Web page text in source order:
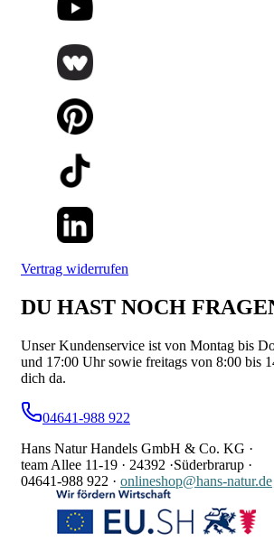
Vertrag widerrufen
DU HAST NOCH
Unser Kundenservice ist von Montag bis
und 17:00 Uhr sowie freitags von 8:00 bis
dich da.
04641-988 922
Hans Natur Handels GmbH & Co. KG ·
team Allee 11-19 · 24392 ·Süderbrarup ·
04641-988 922 · onlineshop@hans-natur.de